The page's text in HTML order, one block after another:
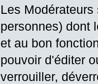
Les
personnes) dont
et au bon
pouvoir d'éditer
verrouiller,